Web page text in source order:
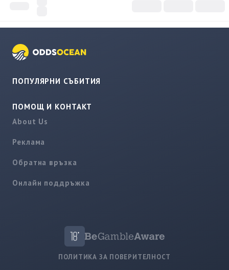
ПОПУЛЯРНИ СЪБИТИЯ
ПОМОЩ И КОНТАКТ
About Us
Реклама
Обратна връзка
Онлайн поддръжка
ПОЛИТИКА ЗА ПОВЕРИТЕЛНОСТ